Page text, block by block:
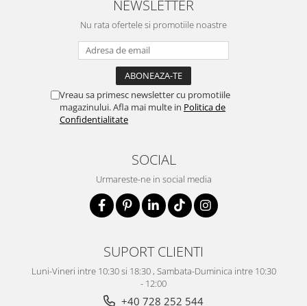
NEWSLETTER
Nu rata ofertele si promotiile noastre
Vreau sa primesc newsletter cu promotiile
magazinului. Afla mai multe in Politica de
Confidentialitate
SOCIAL
Urmareste-ne in social media
SUPORT CLIENTI
Luni-Vineri intre 10:30 si 18:30 , Sambata-Duminica intre 10:30
- 12:00
+40 728 252 544